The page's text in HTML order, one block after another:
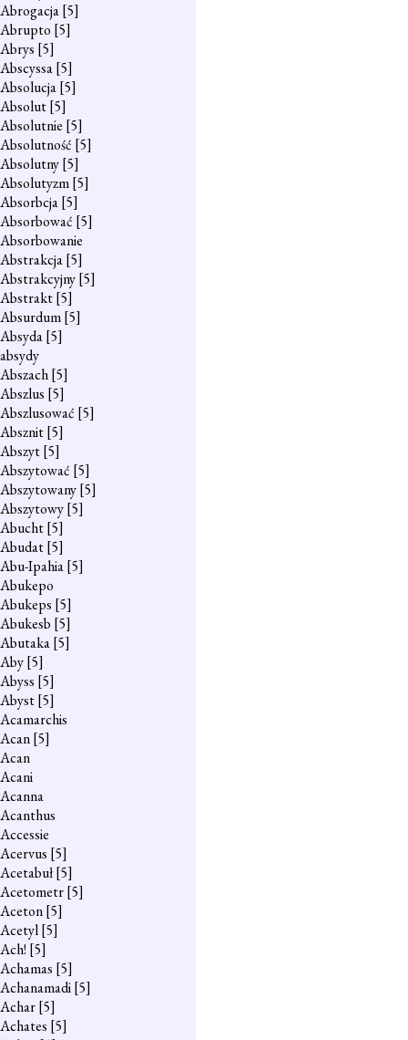
Abrogacja[5]
Abrupto [5]
Abrys [5]
Abscyssa[5]
Absolucja[5]
Absolut[5]
Absolutnie [5]
Absolutność [5]
Absolutny[5]
Absolutyzm[5]
Absorbcja[5]
Absorbować [5]
Absorbowanie
Abstrakcja[5]
Abstrakcyjny[5]
Abstrakt[5]
Absurdum[5]
Absyda[5]
absydy
Abszach[5]
Abszlus [5]
Abszlusować [5]
Absznit[5]
Abszyt[5]
Abszytować [5]
Abszytowany[5]
Abszytowy[5]
Abucht[5]
Abudat[5]
Abu-Ipahia[5]
Abukepo
Abukeps [5]
Abukesb [5]
Abutaka[5]
Aby[5]
Abyss [5]
Abyst[5]
Acamarchis
Acan[5]
Acan
Acani
Acanna
Acanthus
Accessie
Acervus [5]
Acetabuł[5]
Acetometr[5]
Aceton[5]
Acetyl[5]
Ach! [5]
Achamas [5]
Achanamadi[5]
Achar[5]
Achates [5]